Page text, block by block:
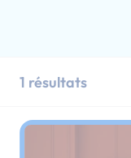
1 résultats